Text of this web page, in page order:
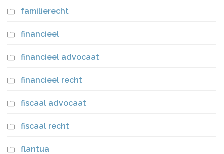
familierecht
financieel
financieel advocaat
financieel recht
fiscaal advocaat
fiscaal recht
flantua